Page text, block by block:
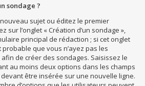
sondage ?
sujet ou éditez le premier
sur l’onglet « Création d’un sondage »,
principal de rédaction ; si cet onglet
probable que vous n’ayez pas les
de créer des sondages. Saisissez le
au moins deux options dans les champs
être insérée sur une nouvelle ligne.